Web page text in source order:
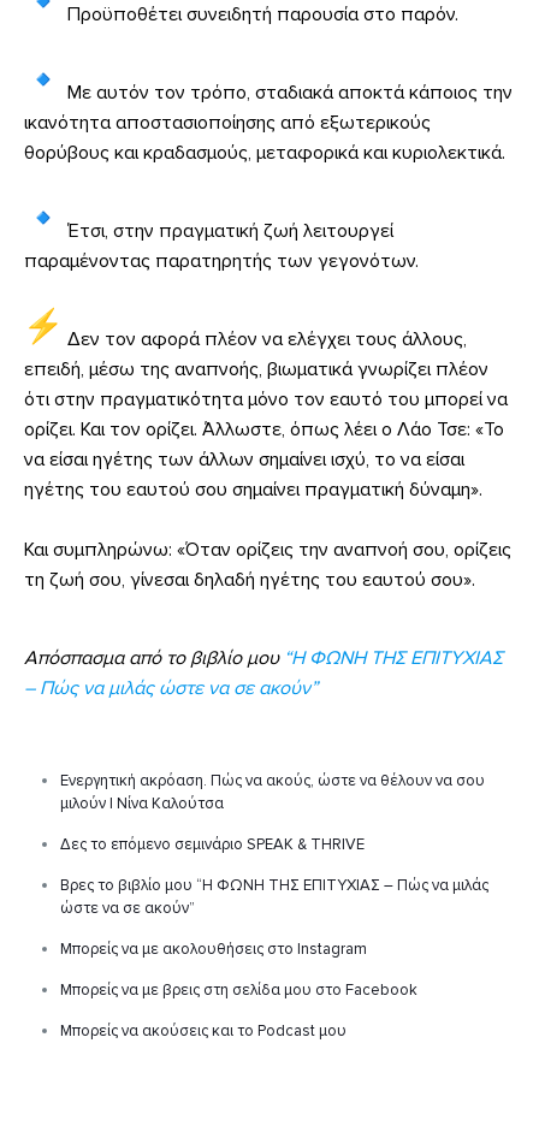
Προϋποθέτει συνειδητή παρουσία στο παρόν.
Με αυτόν τον τρόπο, σταδιακά αποκτά κάποιος την
ικανότητα αποστασιοποίησης από εξωτερικούς
θορύβους και κραδασμούς, μεταφορικά και κυριολεκτικά.
Έτσι, στην πραγματική ζωή λειτουργεί
παραμένοντας παρατηρητής των γεγονότων.
Δεν τον αφορά πλέον να ελέγχει τους άλλους,
επειδή, μέσω της αναπνοής, βιωματικά γνωρίζει πλέον
ότι στην πραγματικότητα μόνο τον εαυτό του μπορεί να
ορίζει. Και τον ορίζει. Άλλωστε, όπως λέει ο Λάο Τσε: «Το
να είσαι ηγέτης των άλλων σημαίνει ισχύ, το να είσαι
ηγέτης του εαυτού σου σημαίνει πραγματική δύναμη».
Και συμπληρώνω: «Όταν ορίζεις την αναπνοή σου, ορίζεις
τη ζωή σου, γίνεσαι δηλαδή ηγέτης του εαυτού σου».
Απόσπασμα από το βιβλίο μου “Η ΦΩΝΗ ΤΗΣ ΕΠΙΤΥΧΙΑΣ
– Πώς να μιλάς ώστε να σε ακούν”
Ενεργητική ακρόαση. Πώς να ακούς, ώστε να θέλουν να σου
μιλούν | Νίνα Καλούτσα
Δες το επόμενο σεμινάριο SPEAK & THRIVE
Βρες το βιβλίο μου “Η ΦΩΝΗ ΤΗΣ ΕΠΙΤΥΧΙΑΣ – Πώς να μιλάς
ώστε να σε ακούν”
Μπορείς να με ακολουθήσεις στο Instagram
Μπορείς να με βρεις στη σελίδα μου στο Facebook
Μπορείς να ακούσεις και το Podcast μου